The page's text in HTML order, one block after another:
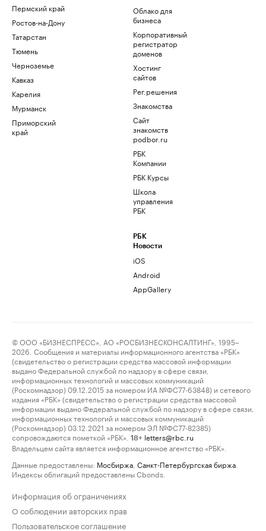
Пермский край
Ростов-на-Дону
Татарстан
Тюмень
Черноземье
Кавказ
Карелия
Мурманск
Приморский
край
Облако для
бизнеса
Корпоративный
регистратор
доменов
Хостинг
сайтов
Рег.решения
Знакомства
Сайт
знакомств
podbor.ru
РБК
Компании
РБК Курсы
Школа
управления
РБК
РБК
Новости
iOS
Android
AppGallery
© ООО «БИЗНЕСПРЕСС», АО «РОСБИЗНЕСКОНСАЛТИНГ», 1995–
2026. Сообщения и материалы информационного агентства «РБК»
(свидетельство о регистрации средства массовой информации
выдано Федеральной службой по надзору в сфере связи,
информационных технологий и массовых коммуникаций
(Роскомнадзор) 09.12.2015 за номером ИА №ФС77-63848) и сетевого
издания «РБК» (свидетельство о регистрации средства массовой
информации выдано Федеральной службой по надзору в сфере связи,
информационных технологий и массовых коммуникаций
(Роскомнадзор) 03.12.2021 за номером ЭЛ №ФС77-82385)
сопровождаются пометкой «РБК».
18+ letters@rbc.ru
Владельцем сайта является информационное агентство «РБК».
Данные предоставлены: Мосбиржа Санкт-Петербургская биржа
Индексы облигаций предоставлены Cbonds.
Информация об ограничениях
О соблюдении авторских прав
Пользовательское соглашение